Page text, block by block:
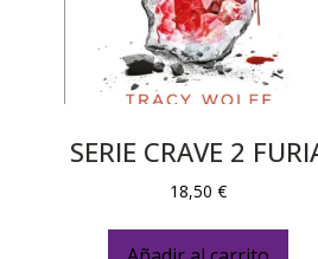
SERIE CRAVE 2
18,50 €